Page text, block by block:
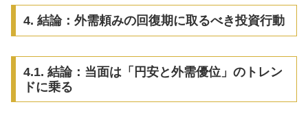
4. 結論：外需頼みの回復期に取るべき投資行動
4.1. 結論：当面は「円安と外需優位」のトレン
ドに乗る